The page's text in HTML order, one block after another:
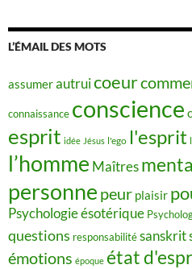
L’ÉMAIL DES MOTS
assumerautruicoeur
connaissance conscience
esprit idée Jésus l'ego l'esprit
l’homme Maîtres
personne peur plaisir
Psychologie ésotérique
questions responsabilitésanskrit
émotions époque état